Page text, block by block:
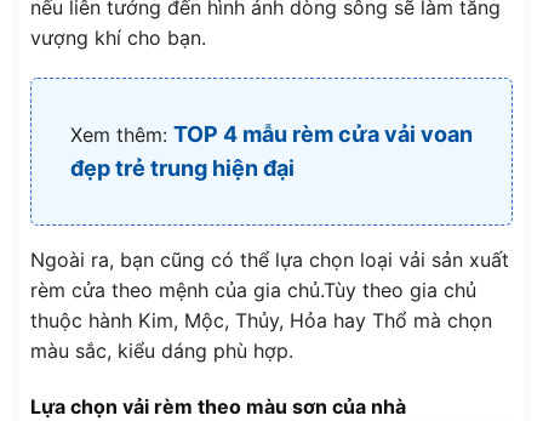
nếu liên tưởng đến hình ảnh dòng sông sẽ làm tăng
vượng khí cho bạn.
Xem thêm: TOP 4 mẫu rèm cửa vải voan
đẹp trẻ trung hiện đại
Ngoài ra, bạn cũng có thể lựa chọn loại vải sản xuất
rèm cửa theo mệnh của gia chủ.Tùy theo gia chủ
thuộc hành Kim, Mộc, Thủy, Hỏa hay Thổ mà chọn
màu sắc, kiểu dáng phù hợp.
Lựa chọn vải rèm theo màu sơn của nhà